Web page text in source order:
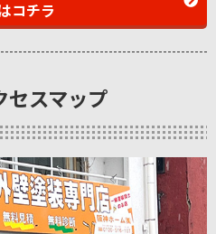
コチラ
セスマップ